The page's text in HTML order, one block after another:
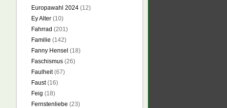
Europawahl 2024 (12)
Ey Alter (10)
Fahrrad (201)
Familie (142)
Fanny Hensel (18)
Faschismus (26)
Faulheit(67)
Faust(16)
Feig (18)
Fernstenliebe (23)